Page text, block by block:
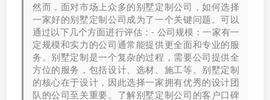
然而，面对市场上众多的别墅定制公司，如何选择
一家好的别墅定制公司成为了一个关键问题。可以
通过以下几个方面进行评估：- 公司规模：一家有一
定规模和实力的公司通常能提供更全面和专业的服
务。别墅定制是一个复杂的过程，需要公司提供全
方位的服务，包括设计、选材、施工等。别墅定制
的核心在于设计，因此选择一家拥有优秀的设计团
队的公司至关重要。了解别墅定制公司的客户口碑